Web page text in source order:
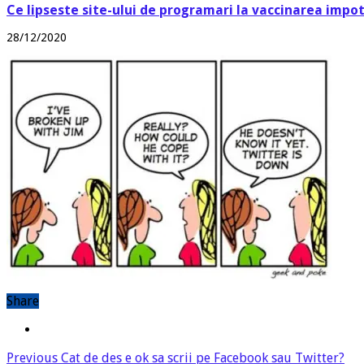
Ce lipseste site-ului de programari la vaccinarea
28/12/2020
Share
Previous Cat de des e ok sa scrii pe Facebook sau Twitter?